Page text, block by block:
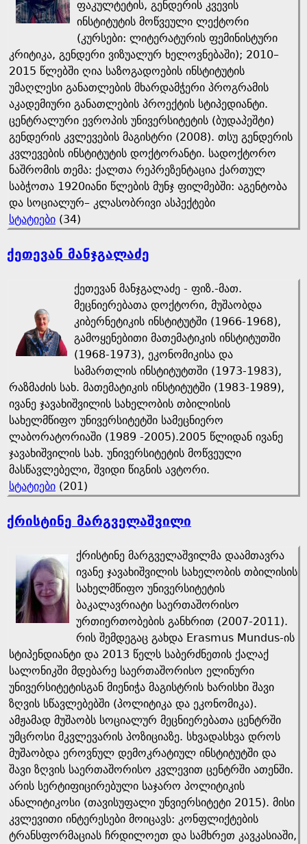
ფაკულტეტის, გენდერის კვევის
ინსტიტუტის მოწვეული ლექტორი
(კურსები: ლიტერატურის ფემინისტური
კრიტიკა, გენდერი ვიზუალურ ხელოვნებაში); 2010–
2015 წლებში ღია საზოგადოების ინსტიტუტის
უმაღლესი განათლების მხარდამჭერი პროგრამის
აკადემიური განათლების პროექტის სტიპედიანტი.
ცენტრალური ევროპის უნივერსიტეტის (ბუდაპეშტი)
გენდერის კვლევების მაგისტრი (2008). თსუ გენდერის
კვლევების ინსტიტუტის დოქტორანტი. სადოქტორო
ნაშრომის თემა: ქალთა რეპრეზენტაცია ქართულ
საბჭოთა 1920იანი წლების მუნჯ ფილმებში: აგენტობა
და სოციალურ– კლასობრივი ასპექტები
სტატიები (34)
ქეთევან მანჯგალაძე
ქეთევან მანჯგალაძე - ფიზ.-მათ.
მეცნიერებათა დოქტორი, მუშაობდა
კიბერნეტიკის ინსტიტუტში (1966-1968),
გამოყენებითი მათემატიკის ინსტიტუთში
(1968-1973), ეკონომიკისა და
სამართლის ინსტიტუტთში (1973-1983),
რაზმაძის სახ. მათემატიკის ინსტიტუტში (1983-1989),
ივანე ჯავახიშვილის სახელობის თბილისის
სახელმწიფო უნივერსიტეტში სამეცნიერო
ლაბორატორიაში (1989 -2005).2005 წლიდან ივანე
ჯავახიშვილის სახ. უნივერსიტეტის მოწვეული
მასწავლებელი, შვიდი წიგნის ავტორი.
სტატიები (201)
ქრისტინე მარგველაშვილი
ქრისტინე მარგველაშვილმა დაამთავრა
ივანე ჯავახიშვილის სახელობის თბილისის
სახელმწიფო უნივერსიტეტის
ბაკალავრიატი საერთაშორისო
ურთიერთობების განხრით (2007-2011).
რის შემდეგაც გახდა Erasmus Mundus-ის
სტიპენდიანტი და 2013 წელს საბერძნეთის ქალაქ
სალონიკში მდებარე საერთაშორისო ელინური
უნივერსიტეტისგან მიენიჭა მაგისტრის ხარისხი შავი
ზღვის სწავლებებში (პოლიტიკა და ეკონომიკა).
ამჟამად მუშაობს სოციალურ მეცნიერებათა ცენტრში
უმცროსი მკვლევარის პოზიციაზე. სხვადასხვა დროს
მუშაობდა ეროვნულ დემოკრატიულ ინსტიტუტში და
შავი ზღვის საერთაშორისო კვლევით ცენტრში ათენში.
არის სერტიფიცირებული საჯარო პოლიტიკის
ანალიტიკოსი (თავისუფალი უნვიერსიტეტი 2015). მისი
კვლევითი ინტერესები მოიცავს: კონფლიქტების
ტრანსფორმაციას ჩრდილოეთ და სამხრეთ კავკასიაში,